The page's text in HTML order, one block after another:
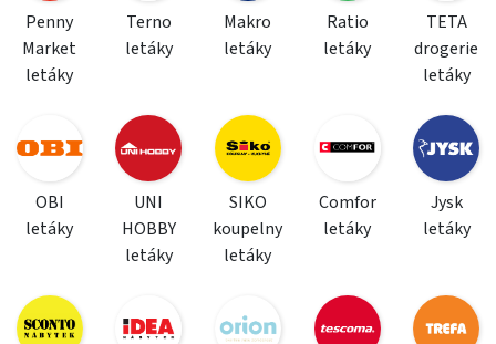
Penny
Market
letáky
Terno
letáky
Makro
letáky
Ratio
letáky
TETA
drogerie
letáky
OBI
letáky
UNI
HOBBY
letáky
SIKO
koupelny
letáky
Comfor
letáky
Jysk
letáky